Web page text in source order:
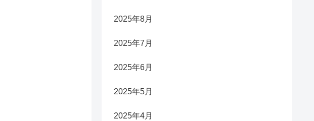
2025年8月
2025年7月
2025年6月
2025年5月
2025年4月